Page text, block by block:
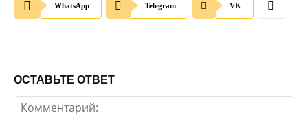
WhatsApp Telegram VK
ОСТАВЬТЕ ОТВЕТ